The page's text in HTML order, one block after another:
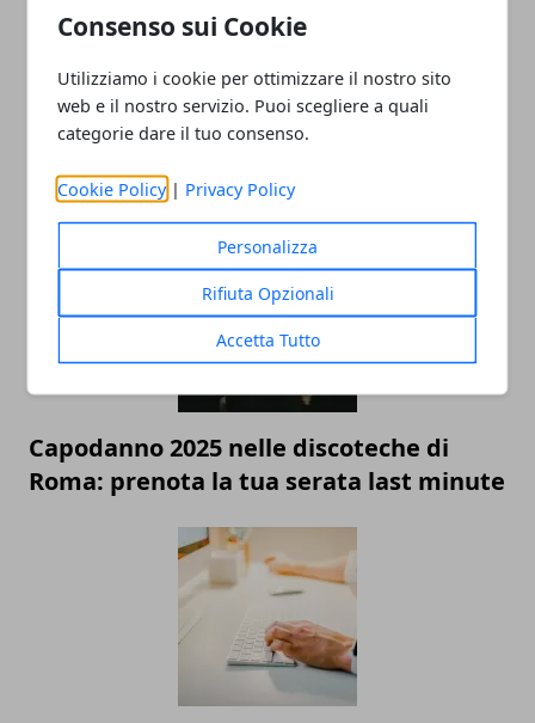
Consenso sui Cookie
Utilizziamo i cookie per ottimizzare il nostro sito
web e il nostro servizio. Puoi scegliere a quali
categorie dare il tuo consenso.
Cookie Policy | Privacy Policy
Personalizza
Rifiuta Opzionali
Accetta Tutto
Musica e spettacolo: l'arte del booking
cantanti per eventi perfetti
Capodanno 2025 nelle discoteche di
Roma: prenota la tua serata last minute